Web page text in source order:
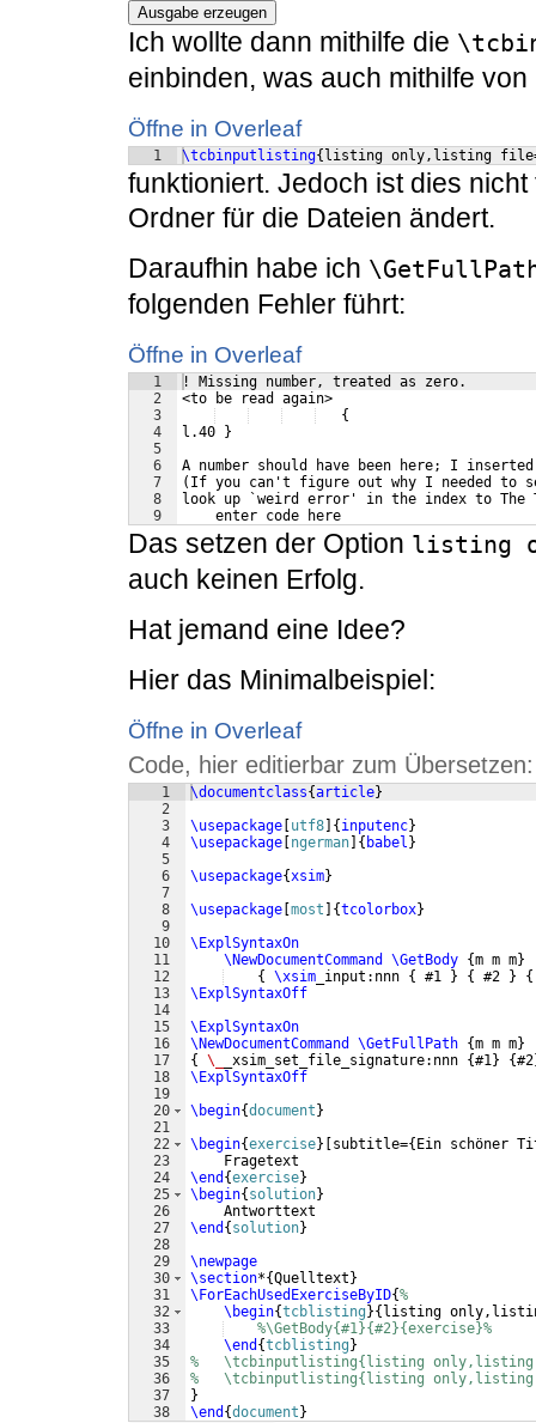
Ausgabe erzeugen
Ich wollte dann mithilfe die
einbinden, was auch mithilfe von
Öffne in Overleaf
1 \tcbinputlisting{ listing only,listing
funktioniert. Jedoch ist dies
Ordner für die Dateien ändert.
Daraufhin habe ich
folgenden Fehler führt:
Öffne in Overleaf
1
2
3
4
5
6
7
8
9
! Missing number, treated as zero.
<to be read again>
   {
l.40 }
A number should have been here; I
(If you can't figure out why I needed to
look up `weird error' in the index to The
    enter code here
Das setzen der Option listing
auch keinen Erfolg.
Hat jemand eine Idee?
Hier das Minimalbeispiel:
Öffne in Overleaf
Code, hier editierbar zum Übersetzen:
1
2
3
4
5
6
7
8
9
10
11
12
13
14
15
16
17
18
19
20
21
22
23
24
25
26
27
28
29
30
31
32
33
34
35
36
37
38
\documentclass{article}
\usepackage utf8 { inputenc}
\usepackage ngerman { babel }
\usepackage{xsim}
\usepackage most {tcolorbox}
\ExplSyntaxOn
\NewDocumentCommand
\GetBody {m m m}
{
\xsim _input:nnn { #1 } { #2 } {
\ExplSyntaxOff
\ExplSyntaxOn
\NewDocumentCommand
\GetFullPath {m m m}
{
\_ _xsim_set_file_signature:nnn {#1} {#2
\ExplSyntaxOff
\begin{document }
\begin{exercise} subtitle={ Ein schöner
    Fragetext
\end {exercise}
\begin{ solution}
    Antworttext
\end { solution}
\newpage
\section*{Quelltext }
\ForEachUsedExerciseByID{%
\begin{tcblisting }{ listing
%\GetBody{#1}{#2}{exercise}%
\end {tcblisting }
%   \tcbinputlisting{listing only,listing
%   \tcbinputlisting{listing only,listing
}
\end {document }